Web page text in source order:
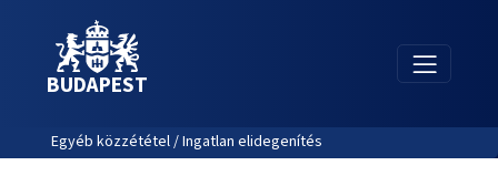
BUDAPEST
Egyéb közzététel / Ingatlan elidegenítés